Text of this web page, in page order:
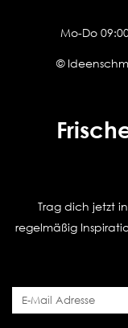
Mo-Do
©
Trag dich jetzt
regelmäßig